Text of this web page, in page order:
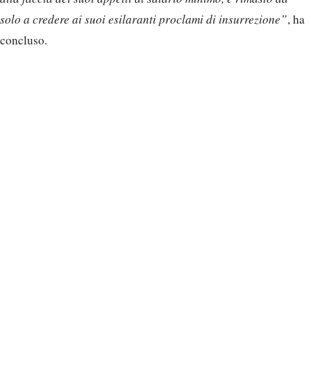
solo a credere ai suoi esilaranti proclami di insurrezione”, ha
concluso.